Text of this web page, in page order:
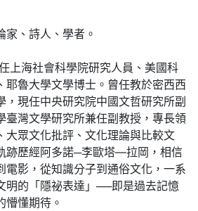
家、詩人、學者。
上海社會科學院研究人員、美國科
耶魯大學文學博士。曾任教於密西西
，現任中央研究院中國文哲研究所副
臺灣文學研究所兼任副教授，專長領
大眾文化批評、文化理論與比較文
跡歷經阿多諾─李歐塔—拉岡，相信
電影，從知識分子到通俗文化，一系
明的「隱祕表達」──即是過去記憶
懵懂期待。